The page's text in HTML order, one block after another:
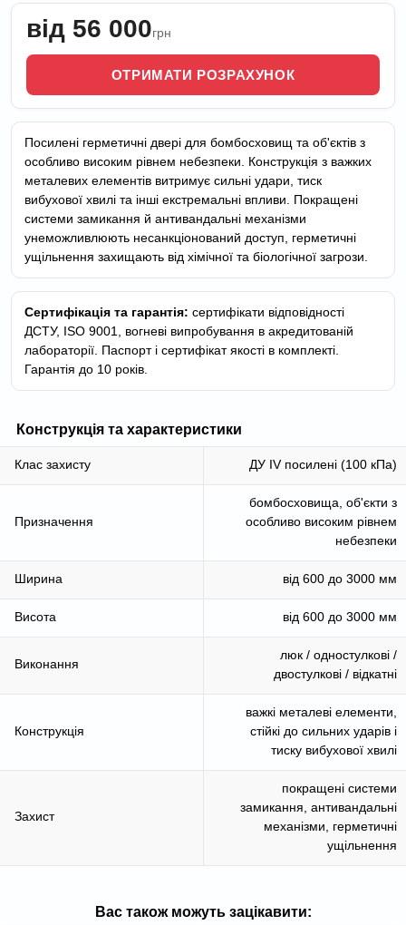
від 56 000грн
ОТРИМАТИ РОЗРАХУНОК
Посилені герметичні двері для бомбосховищ та об'єктів з
особливо високим рівнем небезпеки. Конструкція з важких
металевих елементів витримує сильні удари, тиск
вибухової хвилі та інші екстремальні впливи. Покращені
системи замикання й антивандальні механізми
унеможливлюють несанкціонований доступ, герметичні
ущільнення захищають від хімічної та біологічної загрози.
Сертифікація та гарантія: сертифікати відповідності
ДСТУ, ISO 9001, вогневі випробування в акредитованій
лабораторії. Паспорт і сертифікат якості в комплекті.
Гарантія до 10 років.
Конструкція та характеристики
Клас захисту ДУ IV посилені (100 кПа)
Призначення
бомбосховища, об'єкти з
особливо високим рівнем
небезпеки
Ширина від 600 до 3000 мм
Висота від 600 до 3000 мм
Виконання
люк / одностулкові /
двостулкові / відкатні
Конструкція
важкі металеві елементи,
стійкі до сильних ударів і
тиску вибухової хвилі
Захист
покращені системи
замикання, антивандальні
механізми, герметичні
ущільнення
Вас також можуть зацікавити: